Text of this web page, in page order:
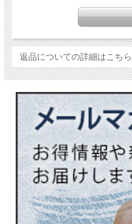
返品についての詳細はこちら